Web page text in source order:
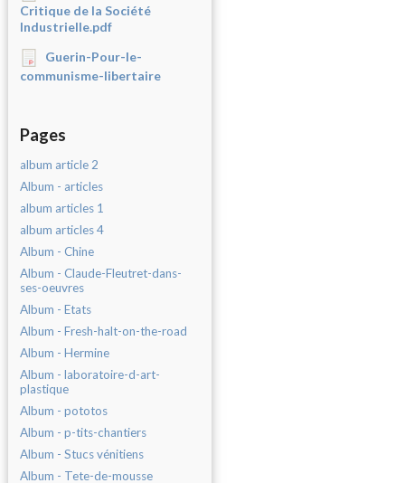
Critique de la Société
Industrielle.pdf
Guerin-Pour-le-
communisme-libertaire
Pages
album article 2
Album - articles
album articles 1
album articles 4
Album - Chine
Album - Claude-Fleutret-dans-
ses-oeuvres
Album - Etats
Album - Fresh-halt-on-the-road
Album - Hermine
Album - laboratoire-d-art-
plastique
Album - pototos
Album - p-tits-chantiers
Album - Stucs vénitiens
Album - Tete-de-mousse